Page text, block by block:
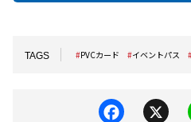
TAGS PVCカード イベントパス